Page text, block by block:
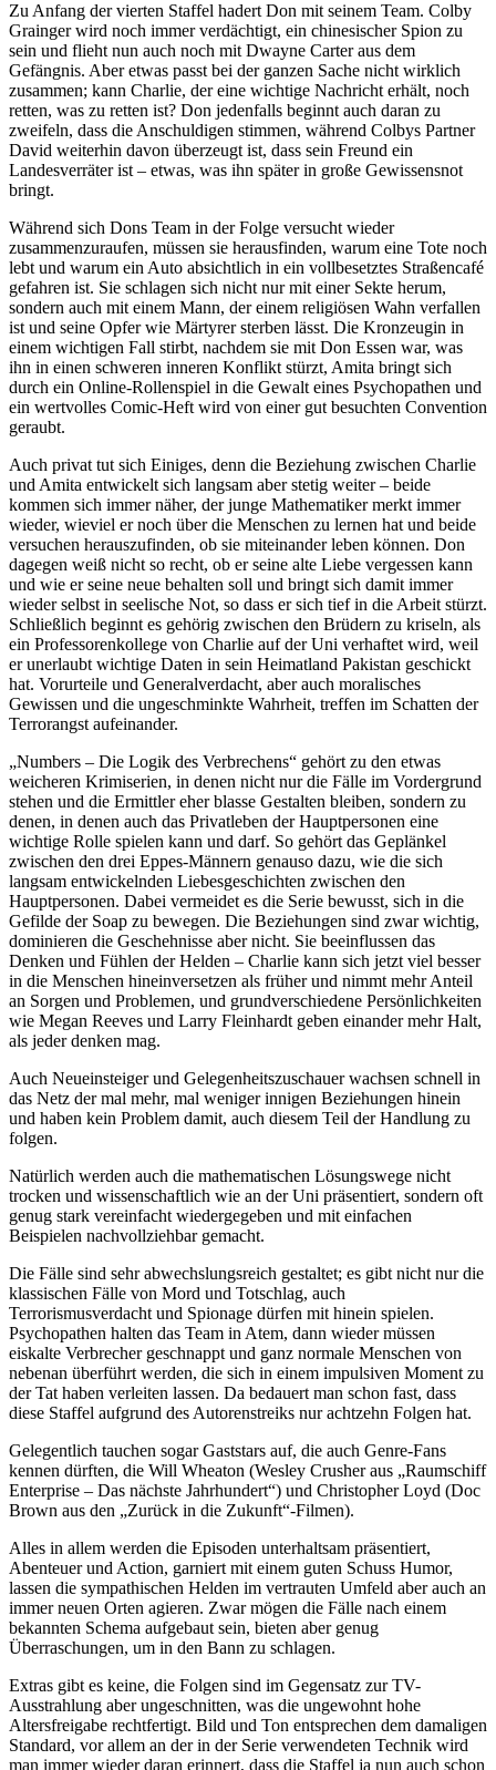
Zu Anfang der vierten Staffel hadert Don mit seinem Team. Colby
Grainger wird noch immer verdächtigt, ein chinesischer Spion zu
sein und flieht nun auch noch mit Dwayne Carter aus dem
Gefängnis. Aber etwas passt bei der ganzen Sache nicht wirklich
zusammen; kann Charlie, der eine wichtige Nachricht erhält, noch
retten, was zu retten ist? Don jedenfalls beginnt auch daran zu
zweifeln, dass die Anschuldigen stimmen, während Colbys Partner
David weiterhin davon überzeugt ist, dass sein Freund ein
Landesverräter ist – etwas, was ihn später in große Gewissensnot
bringt.
Während sich Dons Team in der Folge versucht wieder
zusammenzuraufen, müssen sie herausfinden, warum eine Tote noch
lebt und warum ein Auto absichtlich in ein vollbesetztes Straßencafé
gefahren ist. Sie schlagen sich nicht nur mit einer Sekte herum,
sondern auch mit einem Mann, der einem religiösen Wahn verfallen
ist und seine Opfer wie Märtyrer sterben lässt. Die Kronzeugin in
einem wichtigen Fall stirbt, nachdem sie mit Don Essen war, was
ihn in einen schweren inneren Konflikt stürzt, Amita bringt sich
durch ein Online-Rollenspiel in die Gewalt eines Psychopathen und
ein wertvolles Comic-Heft wird von einer gut besuchten Convention
geraubt.
Auch privat tut sich Einiges, denn die Beziehung zwischen Charlie
und Amita entwickelt sich langsam aber stetig weiter – beide
kommen sich immer näher, der junge Mathematiker merkt immer
wieder, wieviel er noch über die Menschen zu lernen hat und beide
versuchen herauszufinden, ob sie miteinander leben können. Don
dagegen weiß nicht so recht, ob er seine alte Liebe vergessen kann
und wie er seine neue behalten soll und bringt sich damit immer
wieder selbst in seelische Not, so dass er sich tief in die Arbeit stürzt.
Schließlich beginnt es gehörig zwischen den Brüdern zu kriseln, als
ein Professorenkollege von Charlie auf der Uni verhaftet wird, weil
er unerlaubt wichtige Daten in sein Heimatland Pakistan geschickt
hat. Vorurteile und Generalverdacht, aber auch moralisches
Gewissen und die ungeschminkte Wahrheit, treffen im Schatten der
Terrorangst aufeinander.
„Numbers – Die Logik des Verbrechens“ gehört zu den etwas
weicheren Krimiserien, in denen nicht nur die Fälle im Vordergrund
stehen und die Ermittler eher blasse Gestalten bleiben, sondern zu
denen, in denen auch das Privatleben der Hauptpersonen eine
wichtige Rolle spielen kann und darf. So gehört das Geplänkel
zwischen den drei Eppes-Männern genauso dazu, wie die sich
langsam entwickelnden Liebesgeschichten zwischen den
Hauptpersonen. Dabei vermeidet es die Serie bewusst, sich in die
Gefilde der Soap zu bewegen. Die Beziehungen sind zwar wichtig,
dominieren die Geschehnisse aber nicht. Sie beeinflussen das
Denken und Fühlen der Helden – Charlie kann sich jetzt viel besser
in die Menschen hineinversetzen als früher und nimmt mehr Anteil
an Sorgen und Problemen, und grundverschiedene Persönlichkeiten
wie Megan Reeves und Larry Fleinhardt geben einander mehr Halt,
als jeder denken mag.
Auch Neueinsteiger und Gelegenheitszuschauer wachsen schnell in
das Netz der mal mehr, mal weniger innigen Beziehungen hinein
und haben kein Problem damit, auch diesem Teil der Handlung zu
folgen.
Natürlich werden auch die mathematischen Lösungswege nicht
trocken und wissenschaftlich wie an der Uni präsentiert, sondern oft
genug stark vereinfacht wiedergegeben und mit einfachen
Beispielen nachvollziehbar gemacht.
Die Fälle sind sehr abwechslungsreich gestaltet; es gibt nicht nur die
klassischen Fälle von Mord und Totschlag, auch
Terrorismusverdacht und Spionage dürfen mit hinein spielen.
Psychopathen halten das Team in Atem, dann wieder müssen
eiskalte Verbrecher geschnappt und ganz normale Menschen von
nebenan überführt werden, die sich in einem impulsiven Moment zu
der Tat haben verleiten lassen. Da bedauert man schon fast, dass
diese Staffel aufgrund des Autorenstreiks nur achtzehn Folgen hat.
Gelegentlich tauchen sogar Gaststars auf, die auch Genre-Fans
kennen dürften, die Will Wheaton (Wesley Crusher aus „Raumschiff
Enterprise – Das nächste Jahrhundert“) und Christopher Loyd (Doc
Brown aus den „Zurück in die Zukunft“-Filmen).
Alles in allem werden die Episoden unterhaltsam präsentiert,
Abenteuer und Action, garniert mit einem guten Schuss Humor,
lassen die sympathischen Helden im vertrauten Umfeld aber auch an
immer neuen Orten agieren. Zwar mögen die Fälle nach einem
bekannten Schema aufgebaut sein, bieten aber genug
Überraschungen, um in den Bann zu schlagen.
Extras gibt es keine, die Folgen sind im Gegensatz zur TV-
Ausstrahlung aber ungeschnitten, was die ungewohnt hohe
Altersfreigabe rechtfertigt. Bild und Ton entsprechen dem damaligen
Standard, vor allem an der in der Serie verwendeten Technik wird
man immer wieder daran erinnert, dass die Staffel ja nun auch schon